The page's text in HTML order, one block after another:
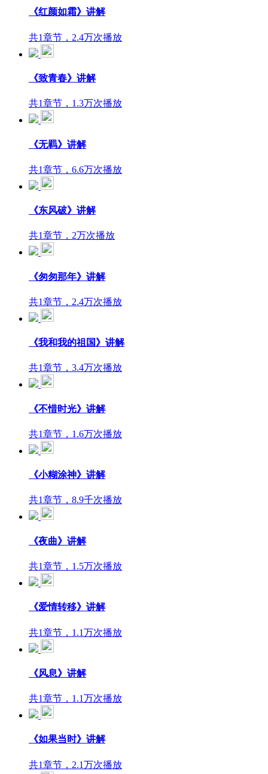
《红颜如霜》讲解
共1章节，2.4万次播放
《致青春》讲解
共1章节，1.3万次播放
《无羁》讲解
共1章节，6.6万次播放
《东风破》讲解
共1章节，2万次播放
《匆匆那年》讲解
共1章节，2.4万次播放
《我和我的祖国》讲解
共1章节，3.4万次播放
《不惜时光》讲解
共1章节，1.6万次播放
《小糊涂神》讲解
共1章节，8.9千次播放
《夜曲》讲解
共1章节，1.5万次播放
《爱情转移》讲解
共1章节，1.1万次播放
《风息》讲解
共1章节，1.1万次播放
《如果当时》讲解
共1章节，2.1万次播放